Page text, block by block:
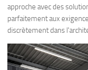
approche avec des
parfaitement aux
discrètement dans